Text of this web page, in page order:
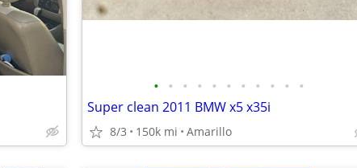
• • • • • • • • • • •
Super clean 2011 BMW x5 x35i
8/3 150k mi Amarillo